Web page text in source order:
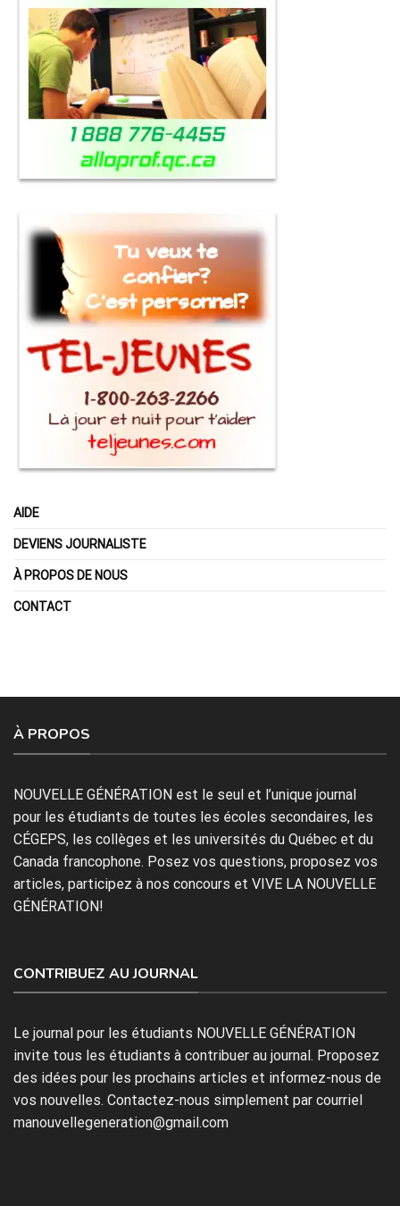
AIDE
DEVIENS JOURNALISTE
À PROPOS DE NOUS
CONTACT
À PROPOS
NOUVELLE GÉNÉRATION est le seul et l’unique journal
pour les étudiants de toutes les écoles secondaires, les
CÉGEPS, les collèges et les universités du Québec et du
Canada francophone. Posez vos questions, proposez vos
articles, participez à nos concours et VIVE LA NOUVELLE
GÉNÉRATION!
CONTRIBUEZ AU JOURNAL
Le journal pour les étudiants NOUVELLE GÉNÉRATION
invite tous les étudiants à contribuer au journal. Proposez
des idées pour les prochains articles et informez-nous de
vos nouvelles. Contactez-nous simplement par courriel
manouvellegeneration@gmail.com